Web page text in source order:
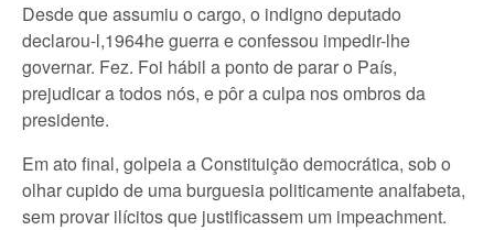
Desde que assumiu o cargo, o indigno deputado
declarou-l,1964he guerra e confessou impedir-lhe
governar. Fez. Foi hábil a ponto de parar o País,
prejudicar a todos nós, e pôr a culpa nos ombros da
presidente.
Em ato final, golpeia a Constituição democrática, sob o
olhar cupido de uma burguesia politicamente analfabeta,
sem provar ilícitos que justificassem um impeachment.